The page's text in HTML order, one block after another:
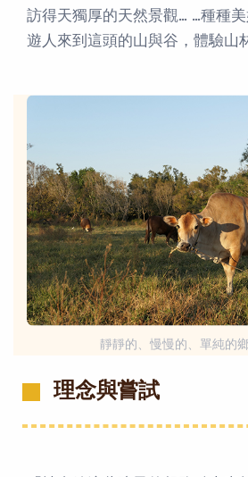
訪得天獨厚的天然景觀… …種種美
遊人來到這頭的山與谷，體驗山
靜靜的、慢慢的、單純的
理念與嘗試